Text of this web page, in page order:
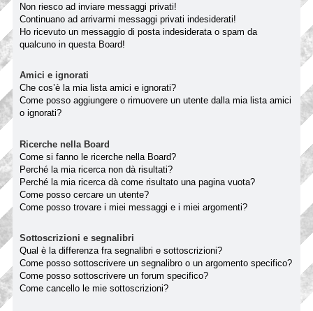
Non riesco ad inviare messaggi privati!
Continuano ad arrivarmi messaggi privati indesiderati!
Ho ricevuto un messaggio di posta indesiderata o spam da
qualcuno in questa Board!
Amici e ignorati
Che cos’è la mia lista amici e ignorati?
Come posso aggiungere o rimuovere un utente dalla mia lista amici
o ignorati?
Ricerche nella Board
Come si fanno le ricerche nella Board?
Perché la mia ricerca non dà risultati?
Perché la mia ricerca dà come risultato una pagina vuota?
Come posso cercare un utente?
Come posso trovare i miei messaggi e i miei argomenti?
Sottoscrizioni e segnalibri
Qual è la differenza fra segnalibri e sottoscrizioni?
Come posso sottoscrivere un segnalibro o un argomento specifico?
Come posso sottoscrivere un forum specifico?
Come cancello le mie sottoscrizioni?